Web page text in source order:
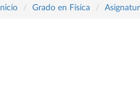
Inicio Grado en Física